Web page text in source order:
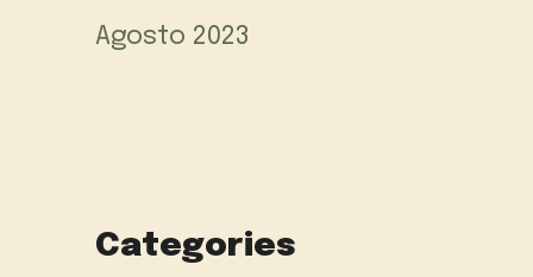
Agosto 2023
Categories